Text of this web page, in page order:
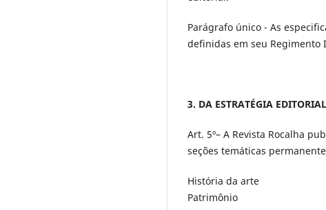
Parágrafo único - As
definidas em seu Regimento
3. DA ESTRATÉGIA EDITORIAL
Art. 5º– A Revista Rocalha
seções temáticas
História da arte
Patrimônio